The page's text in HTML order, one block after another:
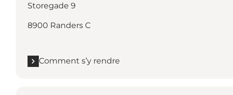
Storegade 9
8900 Randers C
Comment s’y rendre